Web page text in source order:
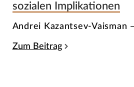
sozialen Implikationen
Andrei Kazantsev-Vaisman
Zum Beitrag